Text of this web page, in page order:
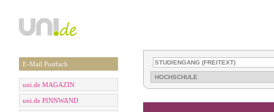
E-Mail Postfach
uni.de MAGAZIN
uni.de PINNWAND